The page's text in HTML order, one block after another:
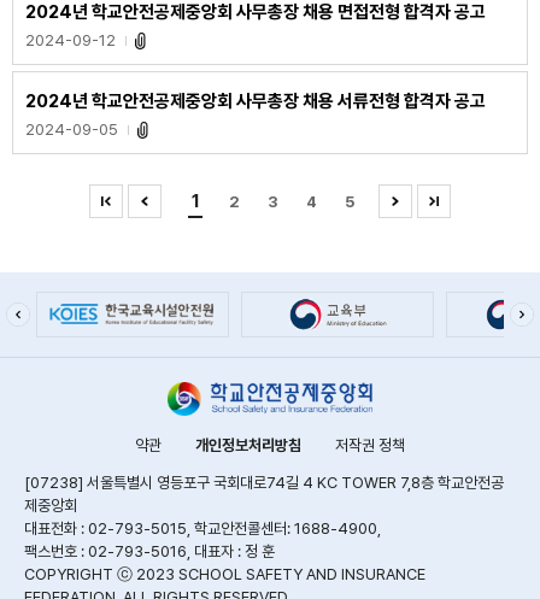
2024년 학교안전공제중앙회 사무총장 채용 면접전형 합격자 공고
2024-09-12
2024년 학교안전공제중앙회 사무총장 채용 서류전형 합격자 공고
2024-09-05
1 2 3 4 5
약관 개인정보처리방침 저작권 정책
[07238] 서울특별시 영등포구 국회대로74길 4 KC TOWER 7,8층 학교안전공
제중앙회
대표전화 : 02-793-5015, 학교안전콜센터: 1688-4900,
팩스번호 : 02-793-5016, 대표자 : 정 훈
COPYRIGHT ⓒ 2023 SCHOOL SAFETY AND INSURANCE